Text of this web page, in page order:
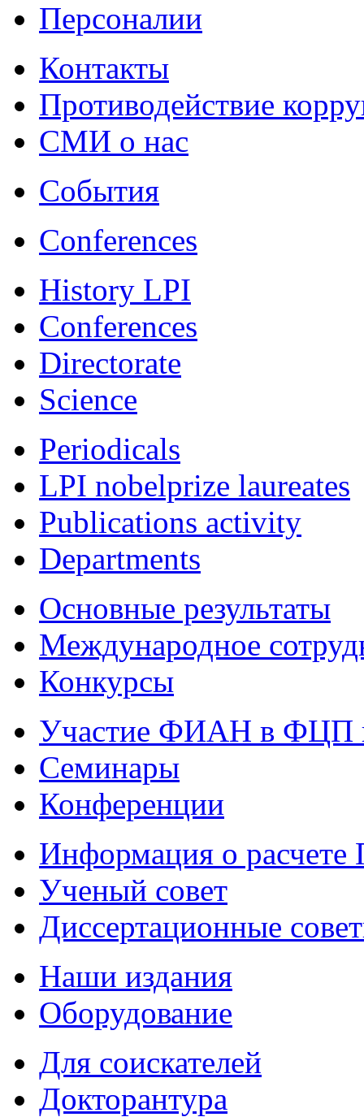
Персоналии
Контакты
Противодействие
СМИ о нас
События
Conferences
History LPI
Conferences
Directorate
Science
Periodicals
LPI nobelprize laureates
Publications activity
Departments
Основные результаты
Международное
Конкурсы
Участие ФИАН в ФЦП
Семинары
Конференции
Информация о
Ученый совет
Диссертационные
Наши издания
Оборудование
Для соискателей
Докторантура